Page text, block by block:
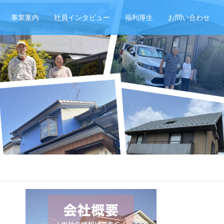
事業案内 社員インタビュー 福利厚生 お問い合わせ